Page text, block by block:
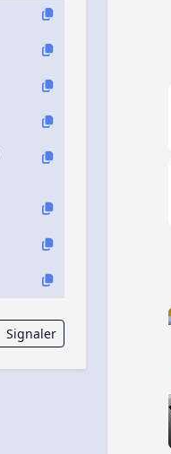
Signaler